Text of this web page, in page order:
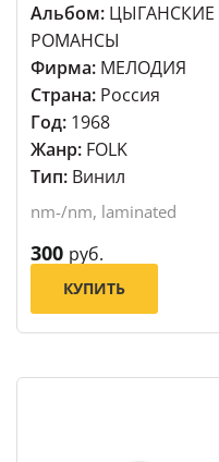
Альбом:
РОМАНСЫ
Фирма: МЕЛОДИЯ
Страна: Россия
Год: 1968
Жанр: FOLK
Тип: Винил
nm-/nm, laminated
300 руб.
КУПИТЬ